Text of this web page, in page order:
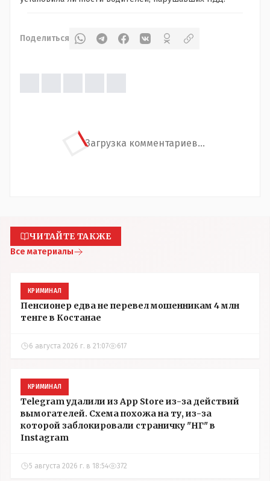
Поделиться
Загрузка комментариев...
ЧИТАЙТЕ ТАКЖЕ
Все материалы
КРИМИНАЛ
Пенсионер едва не перевел мошенникам 4 млн
тенге в Костанае
6 августа 2026 г. в 21:07 617
КРИМИНАЛ
Telegram удалили из App Store из-за действий
вымогателей. Схема похожа на ту, из-за
которой заблокировали страничку "НГ" в
Instagram
5 августа 2026 г. в 18:54 372